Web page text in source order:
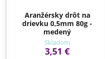
Aranžérsky drôt na
drievku 0,5mm 80g -
medený
Skladom
3,51 €